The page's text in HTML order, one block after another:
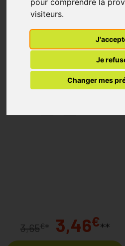
pour comprendre la
visiteurs.
Je
Changer mes
3,65€* 3,46€**